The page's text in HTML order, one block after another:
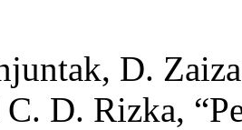
D.
D. Rizka,